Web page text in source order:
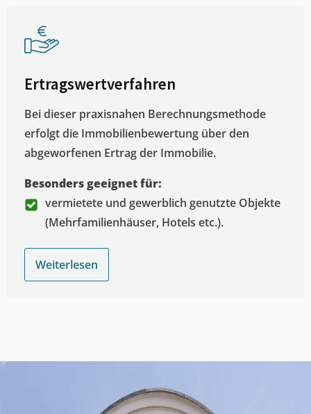
Ertragswertverfahren
Bei dieser praxisnahen Berechnungsmethode
erfolgt die Immobilienbewertung über den
abgeworfenen Ertrag der Immobilie.
Besonders geeignet für:
vermietete und gewerblich genutzte Objekte
(Mehrfamilienhäuser, Hotels etc.).
Weiterlesen